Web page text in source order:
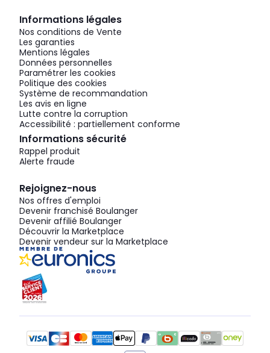
Informations légales
Nos conditions de Vente
Les garanties
Mentions légales
Données personnelles
Paramétrer les cookies
Politique des cookies
Système de recommandation
Les avis en ligne
Lutte contre la corruption
Accessibilité : partiellement conforme
Informations sécurité
Rappel produit
Alerte fraude
Rejoignez-nous
Nos offres d'emploi
Devenir franchisé Boulanger
Devenir affilié Boulanger
Découvrir la Marketplace
Devenir vendeur sur la Marketplace